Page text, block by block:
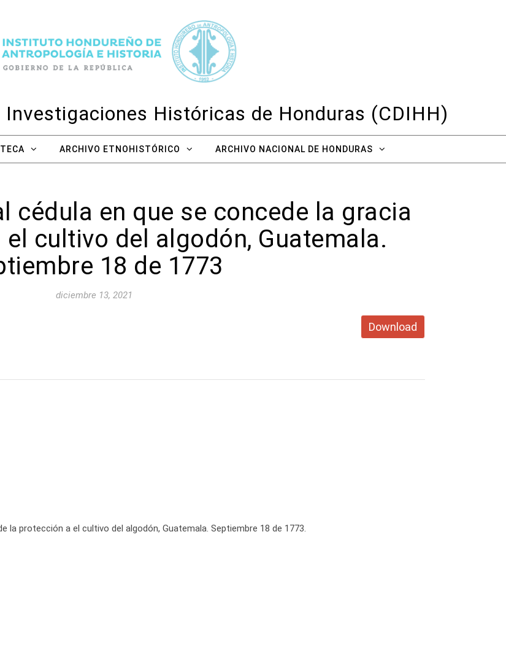
Históricas de Honduras (CDIHH)
ARCHIVO ETNOHISTÓRICO ARCHIVO NACIONAL DE HONDURAS
cédula en que se concede la gracia
cultivo del algodón, Guatemala.
18 de 1773
diciembre 13, 2021
Download
la protección a el cultivo del algodón, Guatemala. Septiembre 18 de 1773.